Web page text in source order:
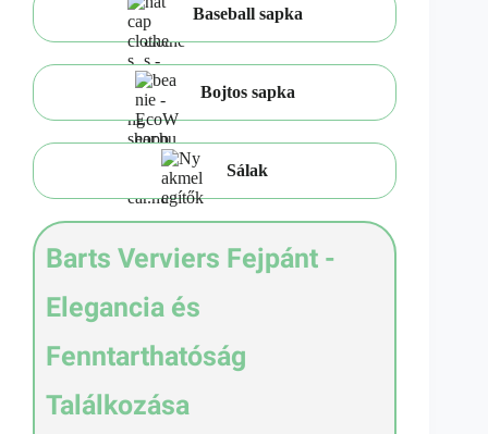
Baseball sapka
Bojtos sapka
Sálak
Barts Verviers Fejpánt -
Elegancia és
Fenntarthatóság
Találkozása